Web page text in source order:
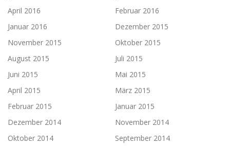
April 2016
Februar 2016
Januar 2016
Dezember 2015
November 2015
Oktober 2015
August 2015
Juli 2015
Juni 2015
Mai 2015
April 2015
März 2015
Februar 2015
Januar 2015
Dezember 2014
November 2014
Oktober 2014
September 2014